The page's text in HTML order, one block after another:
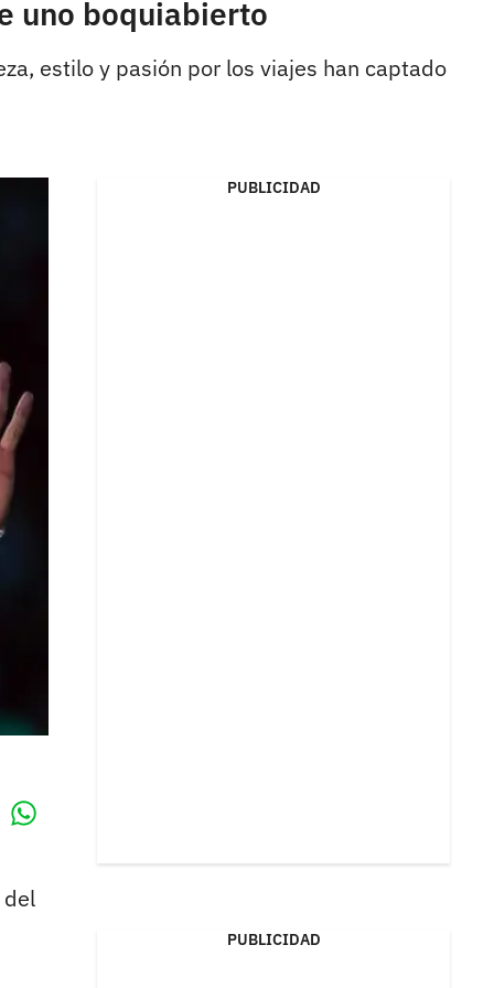
uno boquiabierto
estilo y pasión por los viajes han captado
PUBLICIDAD
PUBLICIDAD